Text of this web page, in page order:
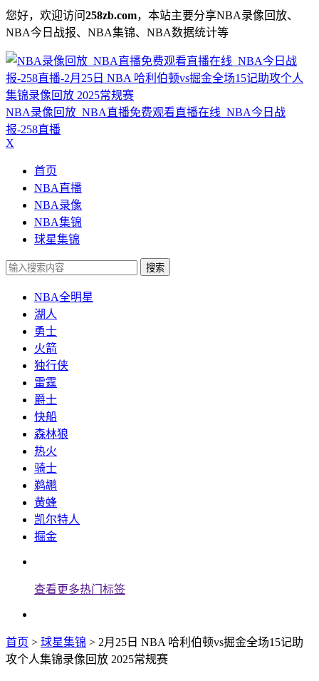
您好，欢迎访问258zb.com，本站主要分享NBA录像回放、
NBA今日战报、NBA集锦、NBA数据统计等
NBA录像回放_NBA直播免费观看直播在线_NBA今日战
报-258直播
X
首页
NBA直播
NBA录像
NBA集锦
球星集锦
搜索
NBA全明星
湖人
勇士
火箭
独行侠
雷霆
爵士
快船
森林狼
热火
骑士
鹈鹕
黄蜂
凯尔特人
掘金
查看更多热门标签
首页 > 球星集锦 > 2月25日 NBA 哈利伯顿vs掘金全场15记助
攻个人集锦录像回放 2025常规赛